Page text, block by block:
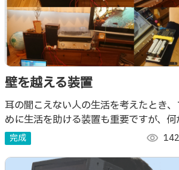
壁を越える装置
耳の聞こえない人の生活を考えたとき
めに生活を助ける装置も重要ですが、何
プラスを増やすことで見えない壁をなく
と考えて、音楽を一緒に楽しむための装置
完成 visibility